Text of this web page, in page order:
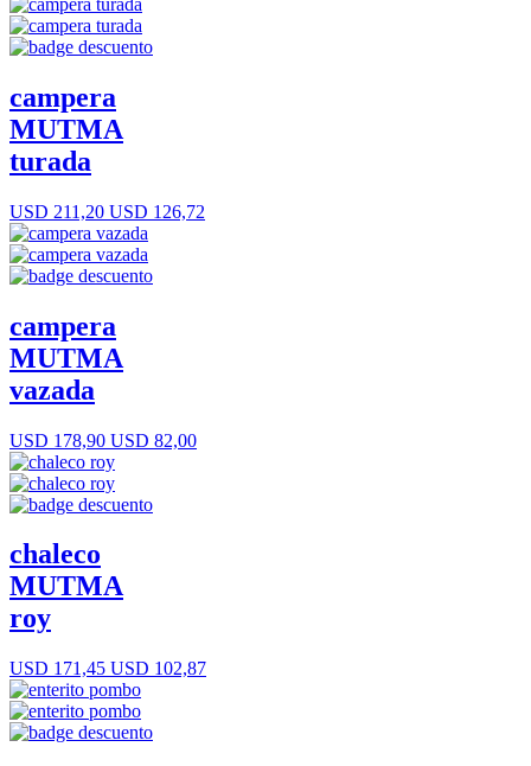
campera
MUTMA
turada
USD 211,20 USD 126,72
campera
MUTMA
vazada
USD 178,90 USD 82,00
chaleco
MUTMA
roy
USD 171,45 USD 102,87